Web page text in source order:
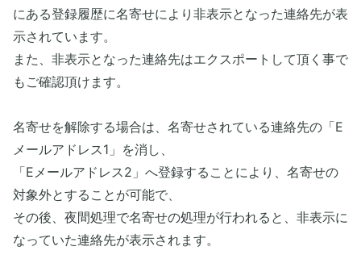
にある登録履歴に名寄せにより非表示となった連絡先が表
示されています。
また、非表示となった連絡先はエクスポートして頂く事で
もご確認頂けます。
名寄せを解除する場合は、名寄せされている連絡先の「E
メールアドレス1」を消し、
「Eメールアドレス2」へ登録することにより、名寄せの
対象外とすることが可能で、
その後、夜間処理で名寄せの処理が行われると、非表示に
なっていた連絡先が表示されます。